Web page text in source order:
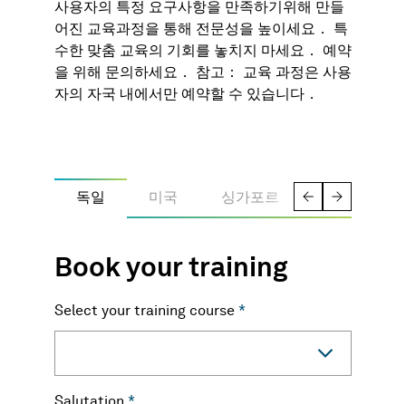
사용자의 특정 요구사항을 만족하기위해 만들
어진 교육과정을 통해 전문성을 높이세요． 특
수한 맞춤 교육의 기회를 놓치지 마세요． 예약
을 위해 문의하세요． 참고： 교육 과정은 사용
자의 자국 내에서만 예약할 수 있습니다．
독일 미국 싱가포르
Book your training
Select your training course *